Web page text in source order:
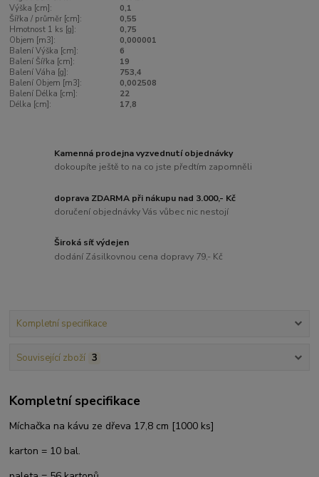
Výška [cm]:
0,1
Šířka / průměr [cm]:
0,55
Hmotnost 1 ks [g]:
0,75
Objem [m3]:
0,000001
Balení Výška [cm]:
6
Balení Šířka [cm]:
19
Balení Váha [g]:
753,4
Balení Objem [m3]:
0,002508
Balení Délka [cm]:
22
Délka [cm]:
17,8
Kamenná prodejna vyzvednutí objednávky
dokoupíte ještě to na co jste předtím zapomněli
doprava ZDARMA při nákupu nad 3.000,- Kč
doručení objednávky Vás vůbec nic nestojí
Široká síť výdejen
dodání Zásilkovnou cena dopravy 79,- Kč
Kompletní specifikace
Související zboží 3
Kompletní specifikace
Míchačka na kávu ze dřeva 17,8 cm [1000 ks]
karton = 10 bal.